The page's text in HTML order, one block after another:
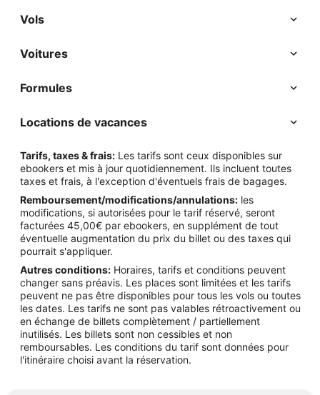
Vols
Voitures
Formules
Locations de vacances
Tarifs, taxes & frais: Les tarifs sont ceux disponibles sur
ebookers et mis à jour quotidiennement. Ils incluent toutes
taxes et frais, à l'exception d'éventuels frais de bagages.
Remboursement/modifications/annulations: les
modifications, si autorisées pour le tarif réservé, seront
facturées 45,00€ par ebookers, en supplément de tout
éventuelle augmentation du prix du billet ou des taxes qui
pourrait s'appliquer.
Autres conditions: Horaires, tarifs et conditions peuvent
changer sans préavis. Les places sont limitées et les tarifs
peuvent ne pas être disponibles pour tous les vols ou toutes
les dates. Les tarifs ne sont pas valables rétroactivement ou
en échange de billets complètement / partiellement
inutilisés. Les billets sont non cessibles et non
remboursables. Les conditions du tarif sont données pour
l'itinéraire choisi avant la réservation.